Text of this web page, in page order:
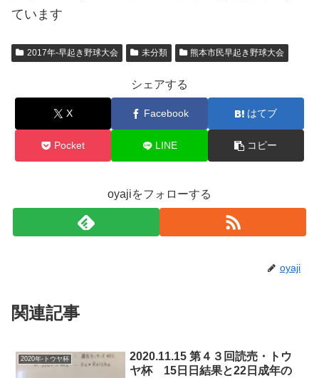
ています
2017年-早起き野球大会 未分類 熊本市民早起き野球大会
シェアする
X Facebook はてブ
Pocket LINE コピー
oyajiをフォローする
oyaji
関連記事
2020年-トウヤ杯
2020.11.15 第４３回読売・トウ
ヤ杯 15日日結果と22日成年の